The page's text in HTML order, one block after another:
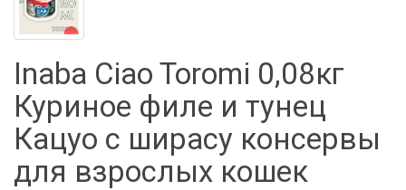
Фильтры молочные
Электронная маркировка коров
Держатели лизунцов
Inaba Ciao Toromi 0,08кг
Куриное филе и тунец
Кацуо с ширасу консервы
для взрослых кошек